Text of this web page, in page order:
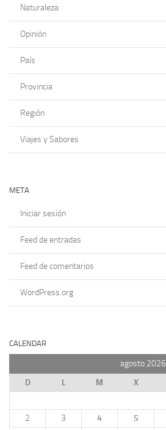
Naturaleza
Opinión
País
Provincia
Región
Viajes y Sabores
META
Iniciar sesión
Feed de entradas
Feed de comentarios
WordPress.org
CALENDAR
agosto 2026
D
L M X
2
3 4 5